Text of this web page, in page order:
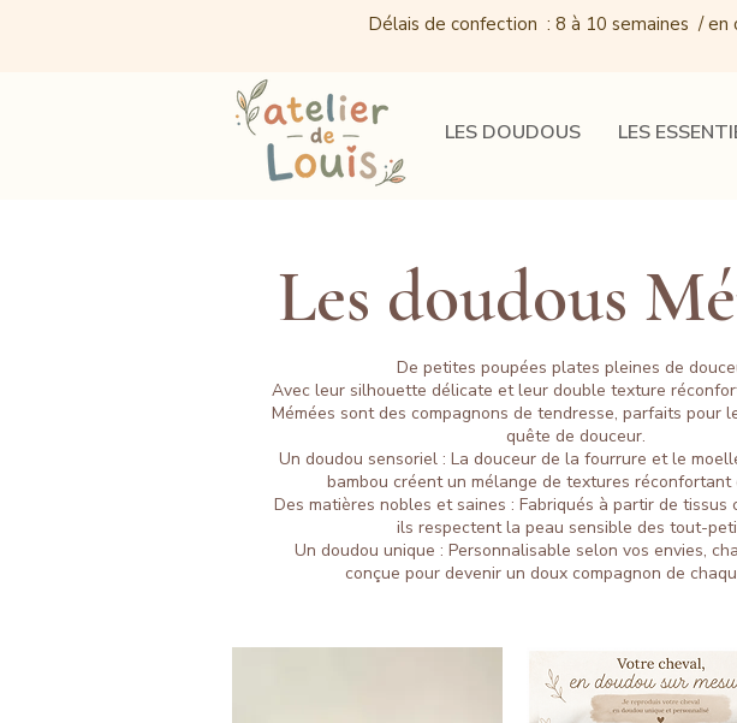
Délais de confection : 8 à 10 semaines / en
LES DOUDOUS LES
Les doudous
De petites poupées plates pleines de
Avec leur silhouette délicate et leur double texture
Mémées sont des compagnons de tendresse, parfaits pour
quête de douceur.
Un doudou sensoriel : La douceur de la fourrure et le
bambou créent un mélange de textures réconfortant
Des matières nobles et saines : Fabriqués à partir de tissus
ils respectent la peau sensible des tout-
Un doudou unique : Personnalisable selon vos envies,
conçue pour devenir un doux compagnon de